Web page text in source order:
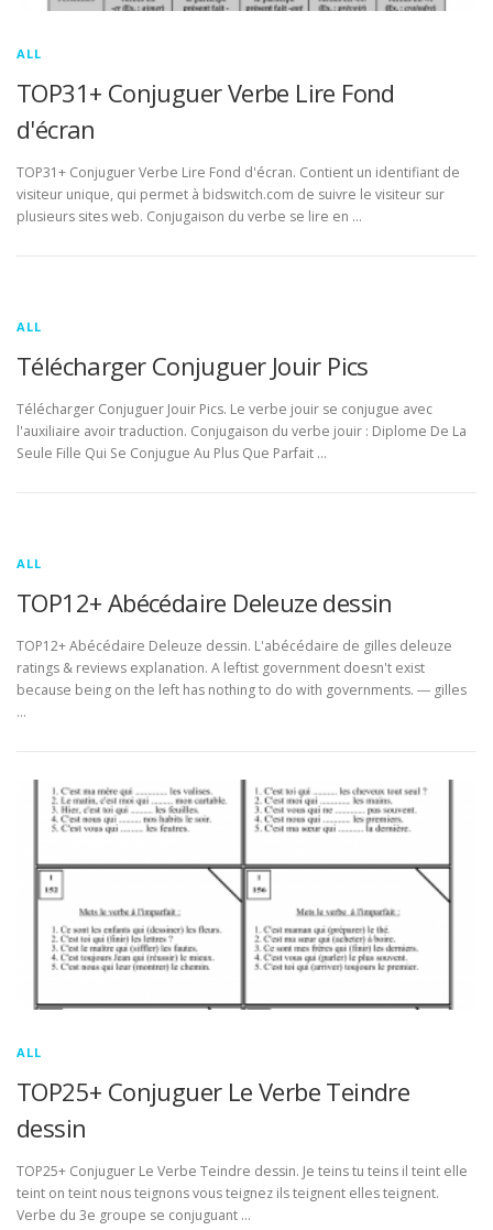
ALL
TOP31+ Conjuguer Verbe Lire Fond
d'écran
TOP31+ Conjuguer Verbe Lire Fond d'écran. Contient un identifiant de
visiteur unique, qui permet à bidswitch.com de suivre le visiteur sur
plusieurs sites web. Conjugaison du verbe se lire en …
ALL
Télécharger Conjuguer Jouir Pics
Télécharger Conjuguer Jouir Pics. Le verbe jouir se conjugue avec
l'auxiliaire avoir traduction. Conjugaison du verbe jouir : Diplome De La
Seule Fille Qui Se Conjugue Au Plus Que Parfait …
ALL
TOP12+ Abécédaire Deleuze dessin
TOP12+ Abécédaire Deleuze dessin. L'abécédaire de gilles deleuze
ratings & reviews explanation. A leftist government doesn't exist
because being on the left has nothing to do with governments. ― gilles
…
ALL
TOP25+ Conjuguer Le Verbe Teindre
dessin
TOP25+ Conjuguer Le Verbe Teindre dessin. Je teins tu teins il teint elle
teint on teint nous teignons vous teignez ils teignent elles teignent.
Verbe du 3e groupe se conjuguant …